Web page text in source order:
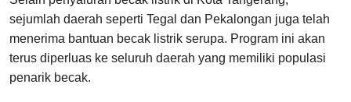
sejumlah daerah seperti Tegal dan Pekalongan juga telah
menerima bantuan becak listrik serupa. Program ini akan
terus diperluas ke seluruh daerah yang memiliki populasi
penarik becak.